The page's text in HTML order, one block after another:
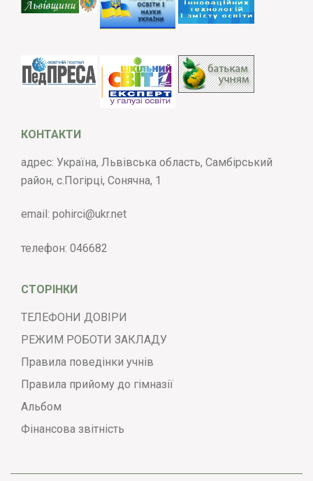
КОНТАКТИ
адрес: Україна, Львівська область, Самбірський
район, с.Погірці, Сонячна, 1
email: pohirci@ukr.net
телефон: 046682
СТОРІНКИ
ТЕЛЕФОНИ ДОВІРИ
РЕЖИМ РОБОТИ ЗАКЛАДУ
Правила поведінки учнів
Правила прийому до гімназії
Альбом
Фінансова звітність